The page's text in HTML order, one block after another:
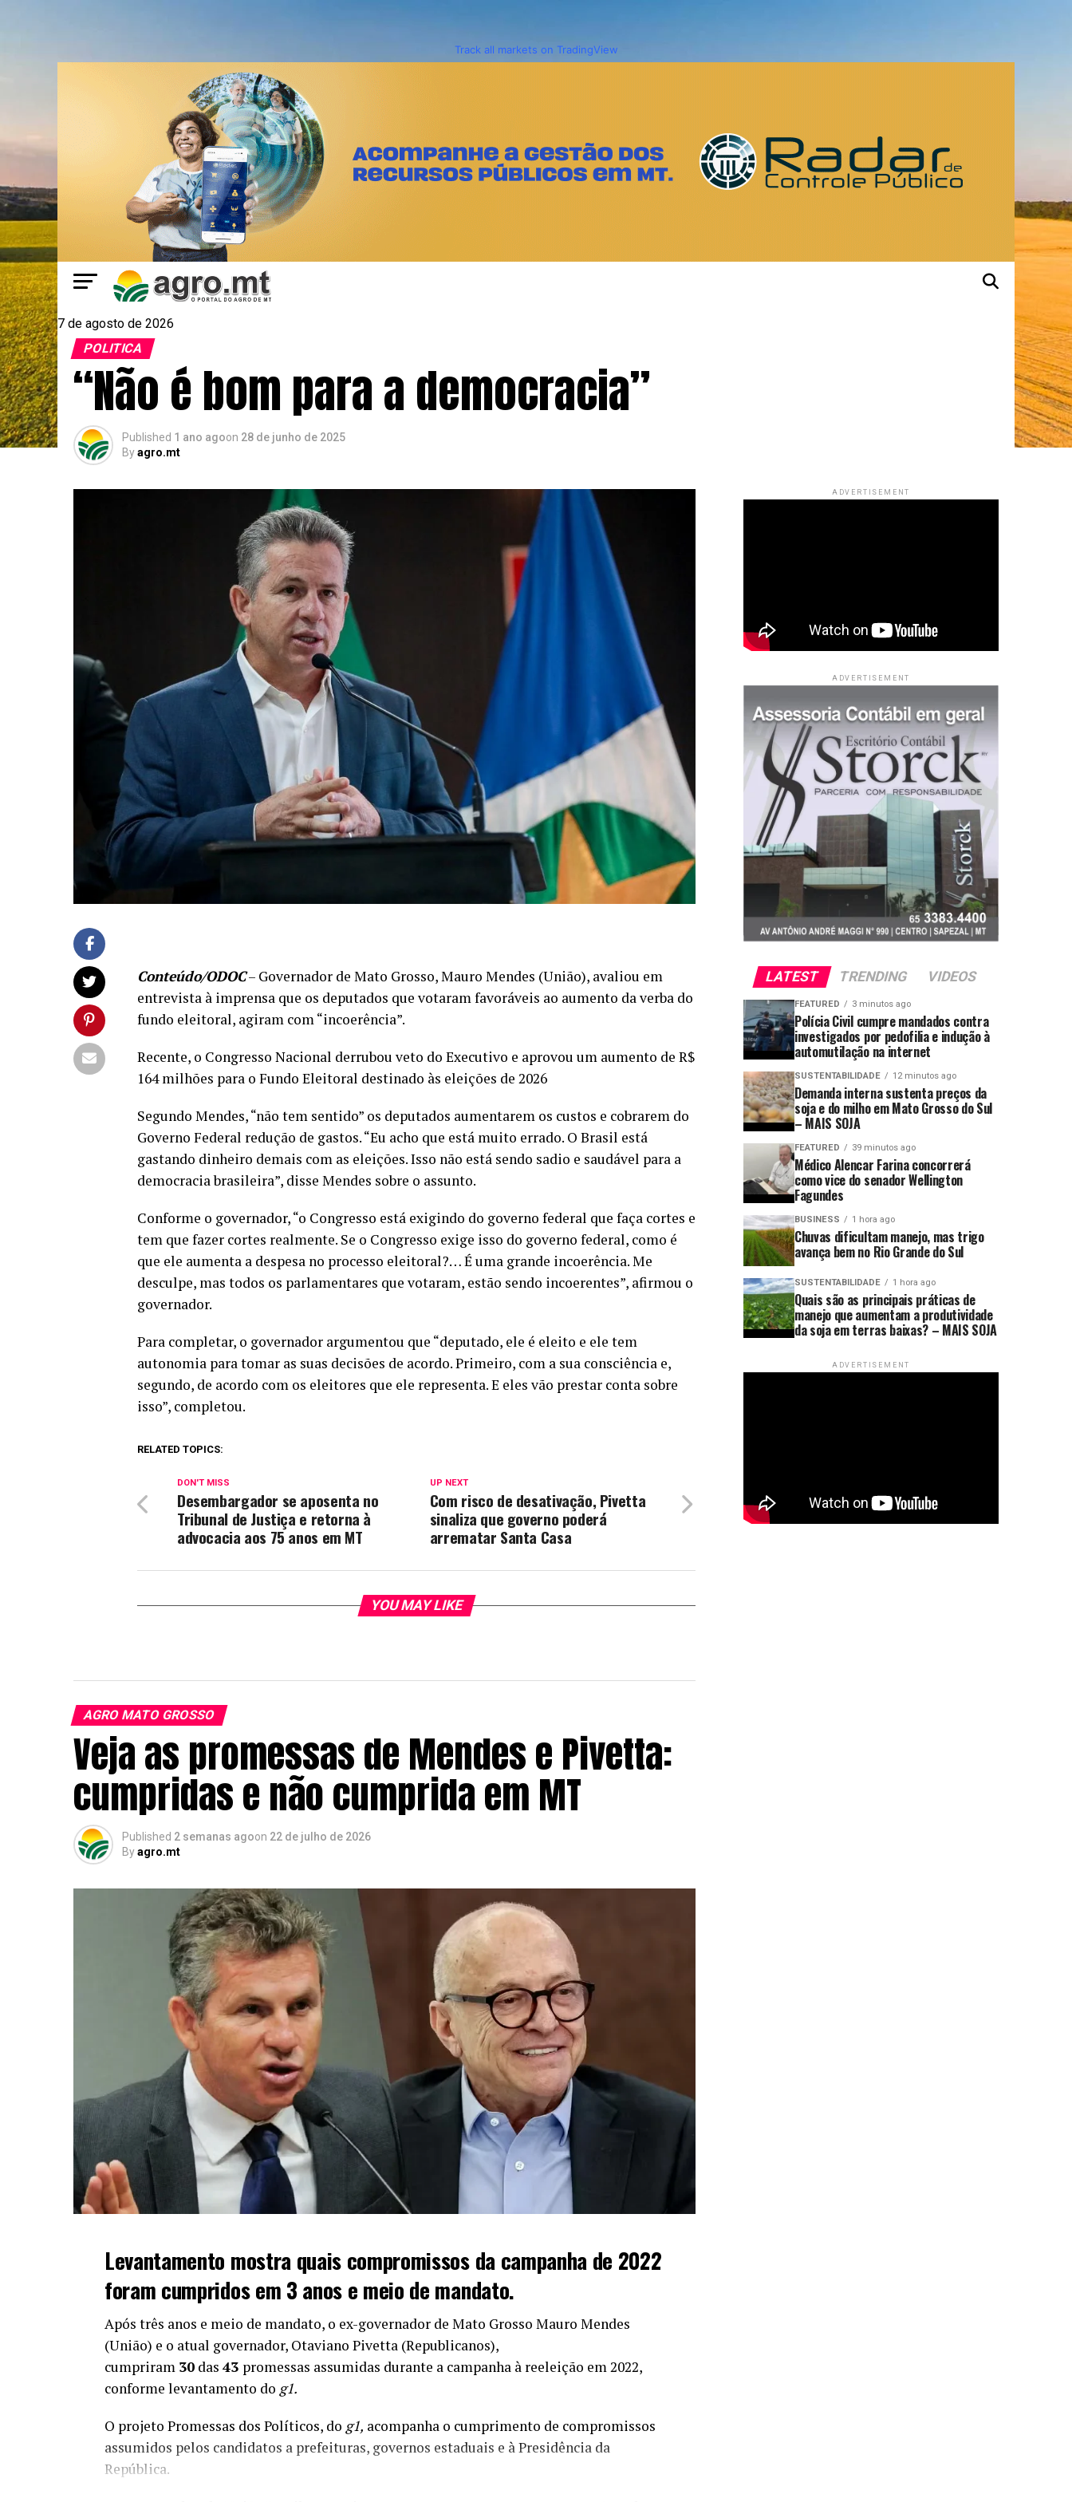
Track all markets on TradingView
7 de agosto de 2026
POLITICA
“Não é bom para a democracia”
Published 1 ano agoon 28 de junho de 2025
Byagro.mt
Conteúdo/ODOC– Governador de Mato Grosso, Mauro Mendes (União), avaliou em
entrevista à imprensa que os deputados que votaram favoráveis ao aumento da verba do
fundo eleitoral, agiram com “incoerência”.
Recente, o Congresso Nacional derrubou veto do Executivo e aprovou um aumento de R$
164 milhões para o Fundo Eleitoral destinado às eleições de 2026
Segundo Mendes, “não tem sentido” os deputados aumentarem os custos e cobrarem do
Governo Federal redução de gastos. “Eu acho que está muito errado. O Brasil está
gastando dinheiro demais com as eleições. Isso não está sendo sadio e saudável para a
democracia brasileira”, disse Mendes sobre o assunto.
Conforme o governador, “o Congresso está exigindo do governo federal que faça cortes e
tem que fazer cortes realmente. Se o Congresso exige isso do governo federal, como é
que ele aumenta a despesa no processo eleitoral?… É uma grande incoerência. Me
desculpe, mas todos os parlamentares que votaram, estão sendo incoerentes”, afirmou o
governador.
Para completar, o governador argumentou que “deputado, ele é eleito e ele tem
autonomia para tomar as suas decisões de acordo. Primeiro, com a sua consciência e,
segundo, de acordo com os eleitores que ele representa. E eles vão prestar conta sobre
isso”, completou.
RELATED TOPICS:
UP NEXT
Com risco de desativação, Pivetta
sinaliza que governo poderá
arrematar Santa Casa
DON'T MISS
Desembargador se aposenta no
Tribunal de Justiça e retorna à
advocacia aos 75 anos em MT
YOU MAY LIKE
AGRO MATO GROSSO
Veja as promessas de Mendes e Pivetta:
cumpridas e não cumprida em MT
Published 2 semanas agoon 22 de julho de 2026
Byagro.mt
Levantamento mostra quais compromissos da campanha de 2022
foram cumpridos em 3 anos e meio de mandato.
Após três anos e meio de mandato, o ex-governador de Mato Grosso Mauro Mendes
(União) e o atual governador, Otaviano Pivetta (Republicanos),
cumpriram 30 das 43 promessas assumidas durante a campanha à reeleição em 2022,
conforme levantamento do g1.
O projeto Promessas dos Políticos, do g1, acompanha o cumprimento de compromissos
assumidos pelos candidatos a prefeituras, governos estaduais e à Presidência da
República.
ADVERTISEMENT
ADVERTISEMENT
LATEST TRENDING VIDEOS
FEATURED 3 minutos ago
Polícia Civil cumpre mandados contra
investigados por pedofilia e indução à
automutilação na internet
SUSTENTABILIDADE 12 minutos ago
Demanda interna sustenta preços da
soja e do milho em Mato Grosso do Sul
– MAIS SOJA
FEATURED 39 minutos ago
Médico Alencar Farina concorrerá
como vice do senador Wellington
Fagundes
BUSINESS 1 hora ago
Chuvas dificultam manejo, mas trigo
avança bem no Rio Grande do Sul
SUSTENTABILIDADE 1 hora ago
Quais são as principais práticas de
manejo que aumentam a produtividade
da soja em terras baixas? – MAIS SOJA
ADVERTISEMENT